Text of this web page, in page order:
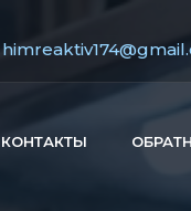
КОНТАКТЫ